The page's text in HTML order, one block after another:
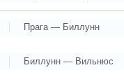
Прага — Биллунн
Биллунн — Вильнюс